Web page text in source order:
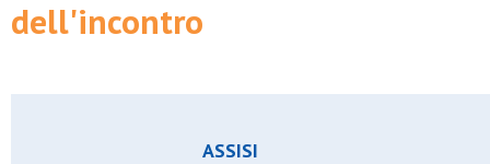
S.giorgio desio
dell'incontro
ASSISI